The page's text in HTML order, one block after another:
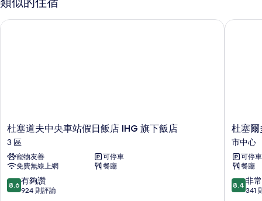
人
床,
施
(Mobility
Accessible)
的
所
1
加
設
施
(Mobility
Accessible)
情
杜
塞
道
夫
中
央
車
杜塞道夫中央車站假日飯店 IHG 旗下飯店
3 區
寵物友善
可停車
免費無線上網
餐廳
8.6
分，
8.6 有夠讚
924 則評論
杜塞道夫中央車站假日飯店 IHG 旗下飯店
杜
塞
爾
多
夫
市
弗
杜塞爾
市中心
可停車
餐廳
8.4
分，
8.4 非
341
杜塞爾